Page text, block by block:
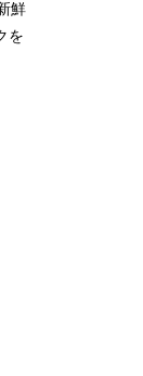
鮮
を